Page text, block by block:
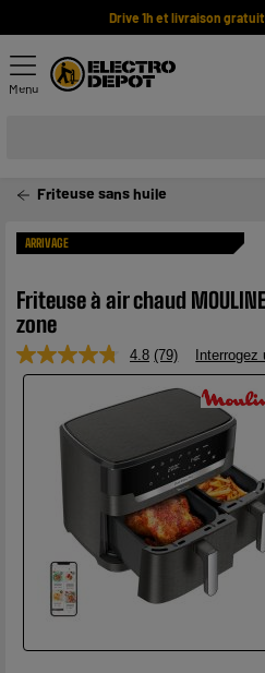
Drive 1h et livraison
Menu
Friteuse sans huile
ARRIVAGE
Friteuse à air chaud
zone
4.8 Lire
79
avis.
la
même
page.
(79)